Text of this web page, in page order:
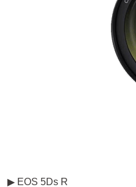
▶ EOS 5Ds R